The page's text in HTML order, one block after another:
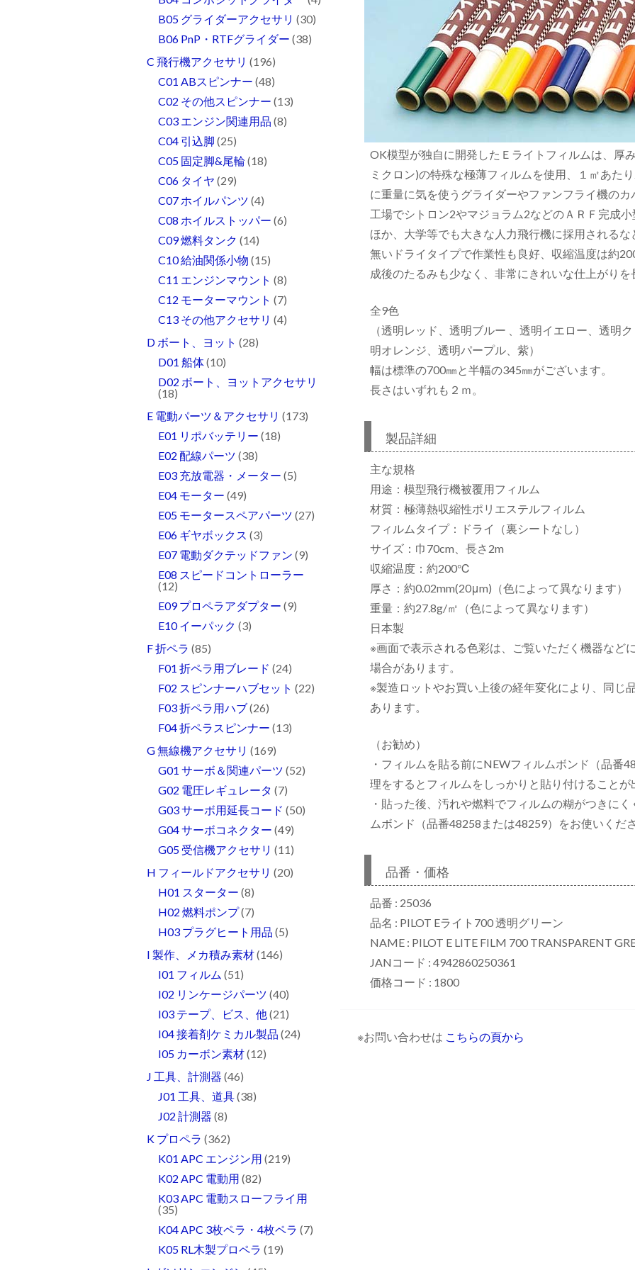
OK模型が独自に開発したＥライトフィルムは、厚
ミクロン)の特殊な極薄フィルムを使用、１㎡あた
に重量に気を使うグライダーやファンフライ機の
工場でシトロン2やマジョラム2などのＡＲＦ完成
ほか、大学等でも大きな人力飛行機に採用される
無いドライタイプで作業性も良好、収縮温度は約
成後のたるみも少なく、非常にきれいな仕上がりを
全9色
（透明レッド、透明ブルー 、透明イエロー、透明
明オレンジ、透明パープル、紫）
幅は標準の700㎜と半幅の345㎜がございます。
長さはいずれも２ｍ。
製品詳細
主な規格
用途：模型飛行機被覆用フィルム
材質：極薄熱収縮性ポリエステルフィルム
フィルムタイプ：ドライ（裏シートなし）
サイズ：巾70cm、長さ2m
収縮温度：約200℃
厚さ：約0.02mm(20μm)（色によって異なります）
重量：約27.8g/㎡（色によって異なります）
日本製
※画面で表示される色彩は、ご覧いただく機器など
場合があります。
※製造ロットやお買い上後の経年変化により、同じ
あります。
（お勧め）
・フィルムを貼る前にNEWフィルムボンド（品番
理をするとフィルムをしっかりと貼り付けることが
・貼った後、汚れや燃料でフィルムの糊がつきに
ムボンド（品番48258または48259）をお使いくださ
品番・価格
品番 : 25036
品名 : PILOT Eライト700 透明グリーン
NAME : PILOT E LITE FILM 700 TRANSPARENT
JANコード : 4942860250361
価格コード : 1800
※お問い合わせは こちらの頁から
B05 グライダーアクセサリ (30)
B06 PnP・RTFグライダー (38)
C 飛行機アクセサリ (196)
C01 ABスピンナー (48)
C02 その他スピンナー (13)
C03 エンジン関連用品 (8)
C04 引込脚 (25)
C05 固定脚&尾輪(18)
C06 タイヤ (29)
C07 ホイルパンツ (4)
C08 ホイルストッパー (6)
C09 燃料タンク (14)
C10 給油関係小物 (15)
C11 エンジンマウント (8)
C12 モーターマウント (7)
C13 その他アクセサリ (4)
D ボート、ヨット (28)
D01 船体(10)
D02 ボート、ヨットアクセサリ
(18)
E 電動パーツ＆アクセサリ (173)
E01 リポバッテリー (18)
E02 配線パーツ (38)
E03 充放電器・メーター (5)
E04 モーター (49)
E05 モータースペアパーツ (27)
E06 ギヤボックス (3)
E07 電動ダクテッドファン (9)
E08 スピードコントローラー
(12)
E09 プロペラアダプター (9)
E10 イーパック (3)
F 折ペラ (85)
F01 折ペラ用ブレード (24)
F02 スピンナーハブセット (22)
F03 折ペラ用ハブ(26)
F04 折ペラスピンナー (13)
G 無線機アクセサリ (169)
G01 サーボ＆関連パーツ (52)
G02 電圧レギュレータ (7)
G03 サーボ用延長コード (50)
G04 サーボコネクター (49)
G05 受信機アクセサリ (11)
H フィールドアクセサリ (20)
H01 スターター (8)
H02 燃料ポンプ(7)
H03 プラグヒート用品 (5)
I 製作、メカ積み素材(146)
I01 フィルム (51)
I02 リンケージパーツ (40)
I03 テープ、ビス、他(21)
I04 接着剤ケミカル製品 (24)
I05 カーボン素材(12)
J 工具、計測器 (46)
J01 工具、道具(38)
J02 計測器 (8)
K プロペラ (362)
K01 APC エンジン用 (219)
K02 APC 電動用 (82)
K03 APC 電動スローフライ用
(35)
K04 APC 3枚ペラ・4枚ペラ (7)
K05 RL木製プロペラ (19)